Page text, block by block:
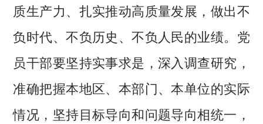
质生产力、扎实推动高质量发展，做出不
负时代、不负历史、不负人民的业绩。党
员干部要坚持实事求是，深入调查研究，
准确把握本地区、本部门、本单位的实际
情况，坚持目标导向和问题导向相统一，